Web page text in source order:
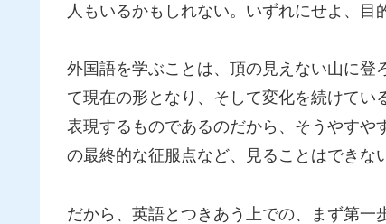
人もいるかもしれない。いずれにせよ、目
外国語を学ぶことは、頂の見えない山に
て現在の形となり、そして変化を続けて
表現するものであるのだから、そうやす
の最終的な征服点など、見ることはできな
だから、英語とつきあう上での、まず第